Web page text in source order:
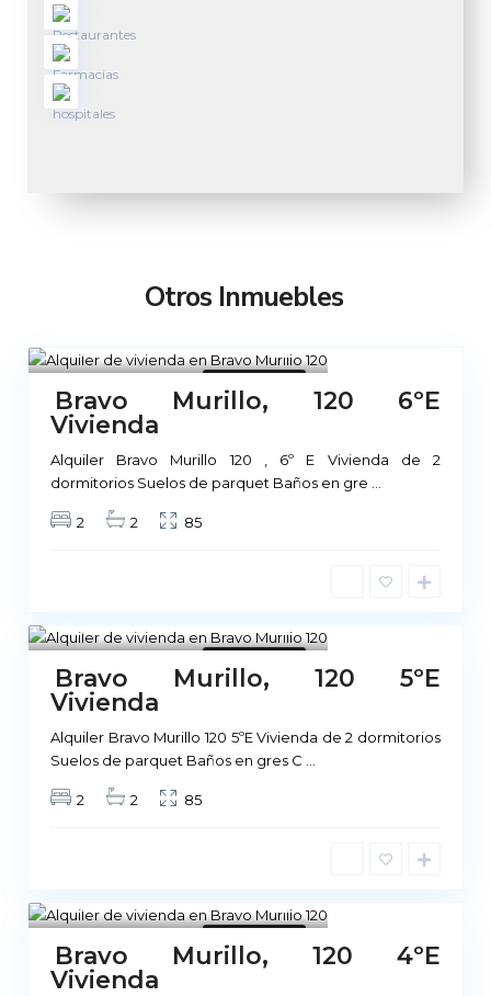
Otros Inmuebles
Madrid
Bravo Murillo, 120 6ºE
Vivienda
Alquiler Bravo Murillo 120 , 6º E Vivienda de 2
dormitorios Suelos de parquet Baños en gre
2 2 85
Madrid
Bravo Murillo, 120 5ºE
Vivienda
Alquiler Bravo Murillo 120 5ºE Vivienda de 2 dormitorios
Suelos de parquet Baños en gres C
2 2 85
Madrid
Bravo Murillo, 120 4ºE
Vivienda